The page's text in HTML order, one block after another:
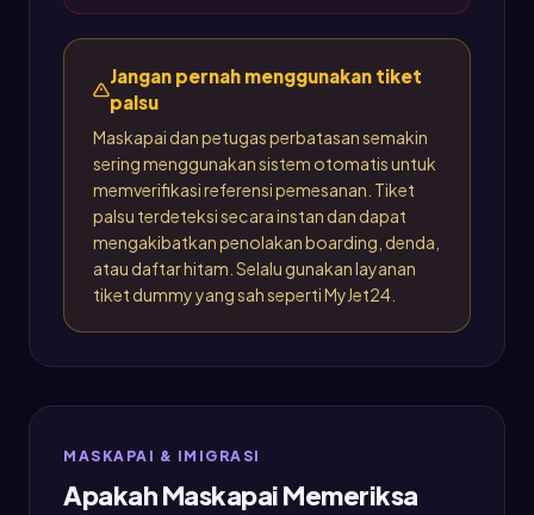
Jangan pernah menggunakan tiket
palsu
Maskapai dan petugas perbatasan semakin
sering menggunakan sistem otomatis untuk
memverifikasi referensi pemesanan. Tiket
palsu terdeteksi secara instan dan dapat
mengakibatkan penolakan boarding, denda,
atau daftar hitam. Selalu gunakan layanan
tiket dummy yang sah seperti MyJet24.
MASKAPAI & IMIGRASI
Apakah Maskapai Memeriksa